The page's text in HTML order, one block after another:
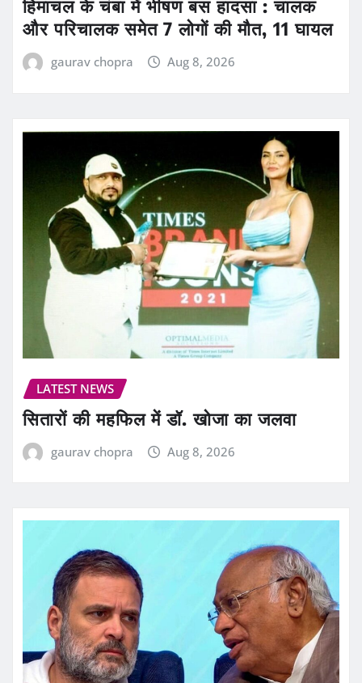
हिमाचल के चंबा में भीषण बस हादसा : चालक
और परिचालक समेत 7 लोगों की मौत, 11 घायल
gaurav chopra Aug 8, 2026
LATEST NEWS
सितारों की महफिल में डॉ. खोजा का जलवा
gaurav chopra Aug 8, 2026